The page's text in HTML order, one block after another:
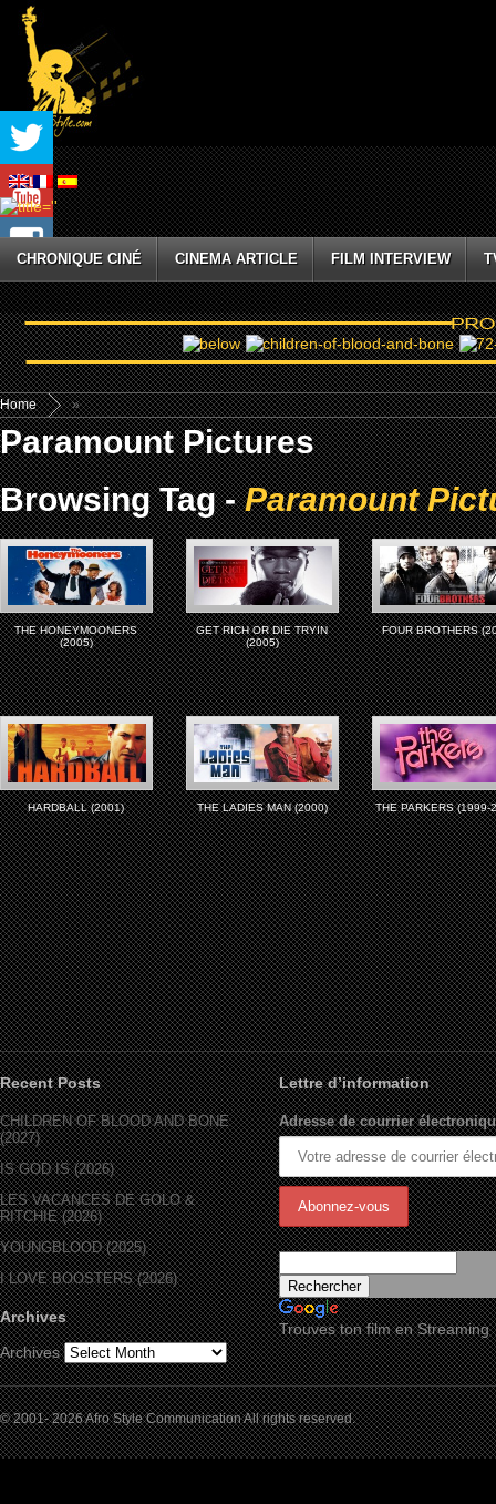
CHRONIQUE CINÉ CINEMA ARTICLE FILM INTERVIEW
Home »
Paramount Pictures
Browsing Tag -Paramount
THE HONEYMOONERS
(2005)
GET RICH OR DIE TRYIN
(2005)
FOUR BROTHERS
HARDBALL (2001) THE LADIES MAN (2000) THE PARKERS (1999-
Recent Posts
CHILDREN OF BLOOD AND BONE
(2027)
IS GOD IS (2026)
LES VACANCES DE GOLO &
RITCHIE (2026)
YOUNGBLOOD (2025)
I LOVE BOOSTERS (2026)
Archives
Archives
Lettre d’information
Adresse de courrier
Trouves ton film en Streaming
© 2001- 2026 Afro Style Communication All rights reserved.